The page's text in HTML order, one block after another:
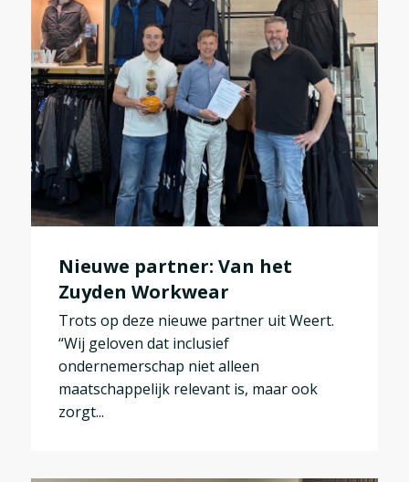
Nieuwe partner: Van het
Zuyden Workwear
Trots op deze nieuwe partner uit Weert.
“Wij geloven dat inclusief
ondernemerschap niet alleen
maatschappelijk relevant is, maar ook
zorgt...